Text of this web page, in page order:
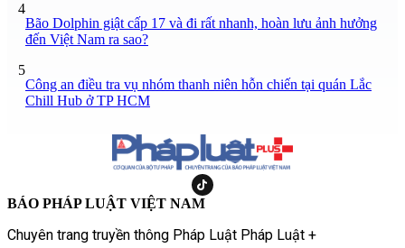
4
Bão Dolphin giật cấp 17 và đi rất nhanh, hoàn lưu ảnh hưởng
đến Việt Nam ra sao?
5
Công an điều tra vụ nhóm thanh niên hỗn chiến tại quán Lắc
Chill Hub ở TP HCM
BÁO PHÁP LUẬT VIỆT NAM
Chuyên trang truyền thông Pháp Luật Pháp Luật +